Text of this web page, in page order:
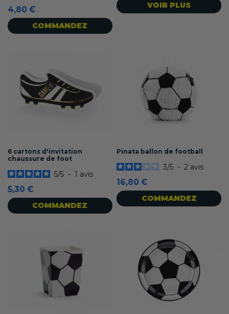
4,80 €
COMMANDEZ
VOIR PLUS
6 cartons d'invitation
chaussure de foot
5/5 - 1 avis
5,30 €
COMMANDEZ
Pinata ballon de football
3/5 - 2 avis
16,80 €
COMMANDEZ